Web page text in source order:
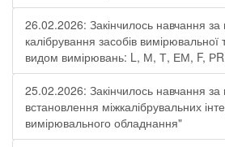
26.02.2026: Закінчилось навчання за
калібрування засобів
видом вимірювань: L, М, Т, ЕМ, F,
25.02.2026: Закінчилось навчання за
встановлення міжкалібрувальних
вимірювального обладнання"